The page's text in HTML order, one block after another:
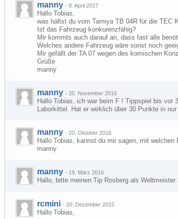
manny - 8. April 2017
Hallo Tobias,
was hältst du vom Tamiya TB 04R für die TEC
Ist das Fahrzeug konkurenzfähig?
Mir kommts auch darauf an, dass fast alle
Welches andere Fahrzeug wäre sonst noch
Mir gefällt der TA 07 wegen des komischen
Grüße
manny
manny - 20. November 2016
Hallo Tobias, ich war beim F ! Tippspiel bis vor
Laborkittel. Hat er wirklich über 30 Punkte in
manny - 20. Oktober 2016
Hallo Tobias, kannst du mir sagen, mit
manny
manny - 19. März 2016
Hallo, bitte meinen Tip Rosberg als
rcmini - 20. Dezember 2015
Hallo Tobias,